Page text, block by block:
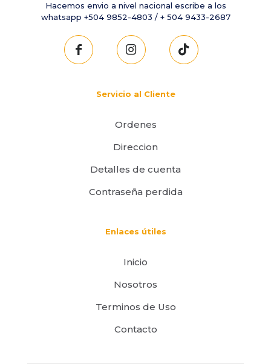
Hacemos envio a nivel nacional escribe a los
whatsapp +504 9852-4803 / + 504 9433-2687
Servicio al Cliente
Ordenes
Direccion
Detalles de cuenta
Contraseña perdida
Enlaces útiles
Inicio
Nosotros
Terminos de Uso
Contacto